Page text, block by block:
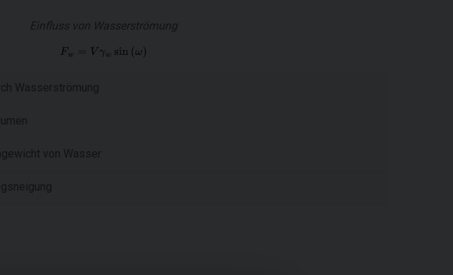
Einfluss von Wasserströmung
Wasserströmung
von Wasser